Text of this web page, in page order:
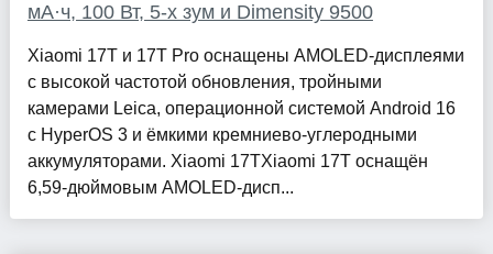
мА·ч, 100 Вт, 5-x зум и Dimensity 9500
Xiaomi 17T и 17T Pro оснащены AMOLED-дисплеями
с высокой частотой обновления, тройными
камерами Leica, операционной системой Android 16
с HyperOS 3 и ёмкими кремниево-углеродными
аккумуляторами. Xiaomi 17TXiaomi 17T оснащён
6,59-дюймовым AMOLED-дисп...